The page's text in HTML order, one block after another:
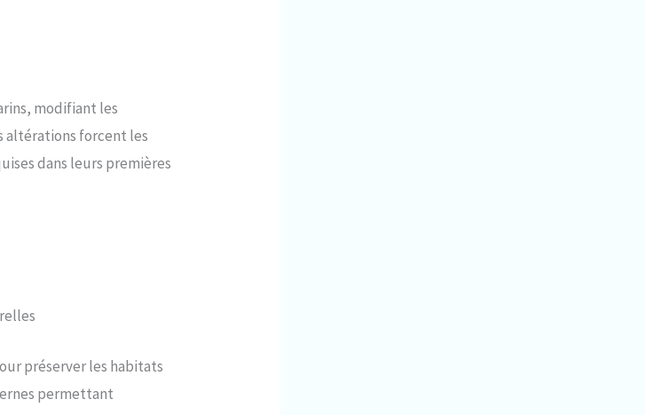
modifiant les
altérations forcent les
dans leurs premières
préserver les habitats
permettant